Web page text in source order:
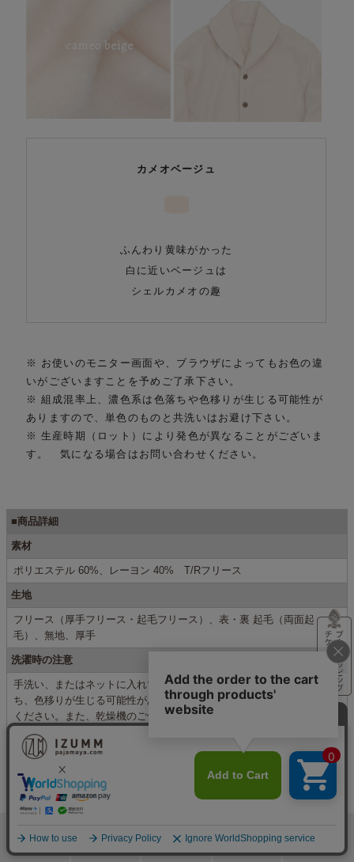
ホーム カート おねむりフェア
カメオベージュ
ふんわり黄味がかった
白に近いベージュは
シェルカメオの趣
※ お使いのモニター画面や、ブラウザによってもお色の違
いがございますことを予めご了承下さい。
※ 組成混率上、濃色系は色落ちや色移りが生じる可能性が
ありますので、単色のものと共洗いはお避け下さい。
※ 生産時期（ロット）により発色が異なることがございま
す。 気になる場合はお問い合わせください。
■商品詳細
素材
ポリエステル 60%、レーヨン 40% T/Rフリース
生地
フリース（厚手フリース・起毛フリース）、表・裏 起毛（両面起
毛）、無地、厚手
洗濯時の注意
手洗い、またはネットに入れて弱流いをお勧めします。濃色系は色落
ち、色移りが生じる可能性があるため、淡色ものとの共洗いはお避け
ください。また、乾燥機のご使用は避け、洗濯後は形を整えて干して
下さい。
生産国
中国
サイズ／対応身長(cm)
【S】155～163